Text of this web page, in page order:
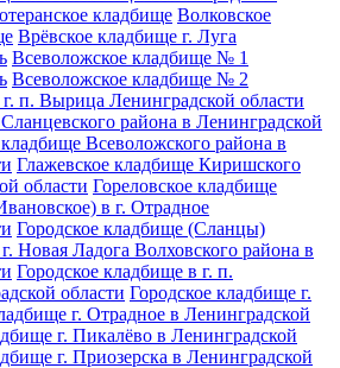
кладбище Волковское
Врёвское кладбище г. Луга
Всеволожское кладбище № 1
Всеволожское кладбище № 2
п. Вырица Ленинградской области
района в Ленинградской
Всеволожского района в
Глажевское кладбище Киришского
области Гореловское кладбище
в г. Отрадное
Городское кладбище (Сланцы)
Новая Ладога Волховского района в
Городское кладбище в г. п.
области Городское кладбище г.
г. Отрадное в Ленинградской
г. Пикалёво в Ленинградской
г. Приозерска в Ленинградской